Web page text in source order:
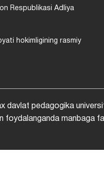
Respublikasi Adliya
hokimligining rasmiy
davlat pedagogika
foydalanganda manbaga